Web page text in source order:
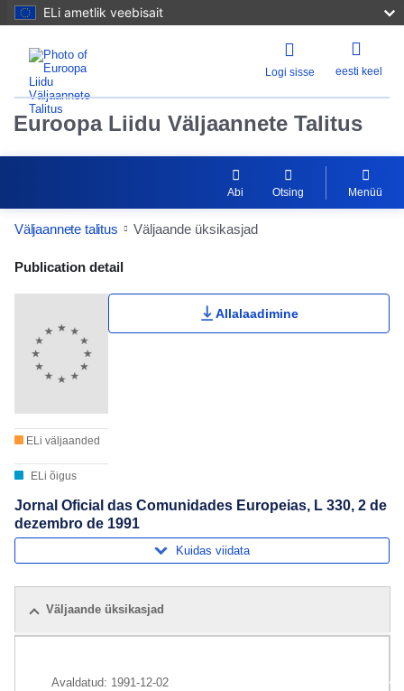
ELi ametlik veebisait
Logi sisse eesti keel
Euroopa Liidu Väljaannete Talitus
Abi Otsing Menüü
Väljaannete talitus Väljaande üksikasjad
Publication Detail Actions Portlet
Publication detail
ELi väljaanded
ELi õigus
Allalaadimine
Jornal Oficial das Comunidades Europeias, L 330, 2 de
dezembro de 1991
Kuidas viidata
Väljaande üksikasjad
Avaldatud: 1991-12-02